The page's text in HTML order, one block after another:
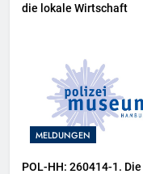
die lokale Wirtschaft
MELDUNGEN
POL-HH: 260414-1. Die